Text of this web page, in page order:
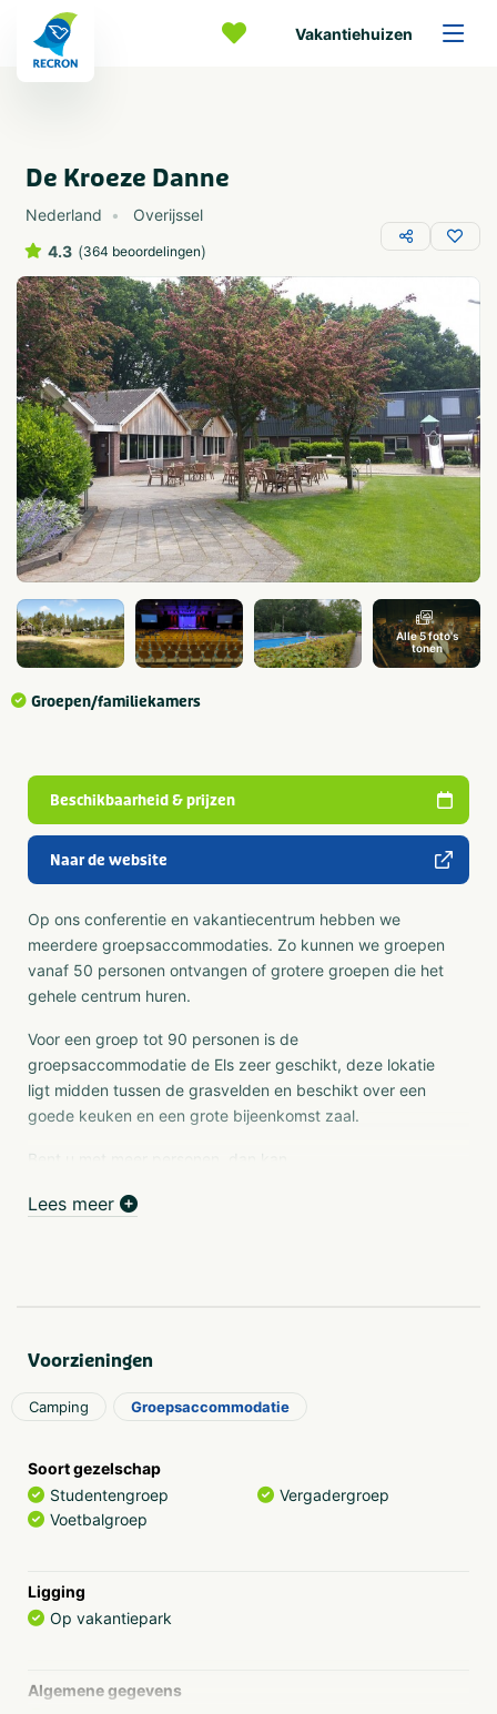
Vakantiehuizen
De Kroeze Danne
Nederland
Overijssel
4.3 (364 beoordelingen)
Alle 5 foto's
tonen
Groepen/familiekamers
Beschikbaarheid & prijzen
Naar de website
Op ons conferentie en vakantiecentrum hebben we
meerdere groepsaccommodaties. Zo kunnen we groepen
vanaf 50 personen ontvangen of grotere groepen die het
gehele centrum huren.
Voor een groep tot 90 personen is de
groepsaccommodatie de Els zeer geschikt, deze lokatie
ligt midden tussen de grasvelden en beschikt over een
goede keuken en een grote bijeenkomst zaal.
Bent u met meer personen, dan kan
Lees meer
Voorzieningen
Camping Groepsaccommodatie
Soort gezelschap
Studentengroep
Voetbalgroep
Vergadergroep
Ligging
Op vakantiepark
Algemene gegevens